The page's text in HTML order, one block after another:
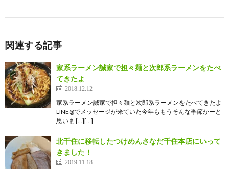
関連する記事
家系ラーメン誠家で担々麺と次郎系ラーメンをたべ
てきたよ
2018.12.12
家系ラーメン誠家で担々麺と次郎系ラーメンをたべてきたよ
LINE@でメッセージが来ていた今年ももうそんな季節かーと
思いま […][…]
北千住に移転したつけめんさなだ千住本店にいって
きました！
2019.11.18